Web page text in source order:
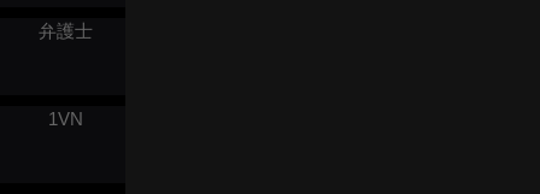
弁護士
1VN